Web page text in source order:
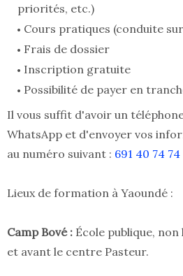
priorités, etc.)
Cours pratiques (conduite
Frais de dossier
Inscription gratuite
Possibilité de payer en
Il vous suffit d'avoir un
WhatsApp et d'envoyer vos
au numéro suivant : 691 40 74 74
Lieux de formation à Yaoundé :
Camp Bové : École publique,
et avant le centre Pasteur.